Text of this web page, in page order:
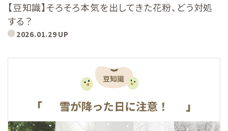
【豆知識】そろそろ本気を出してきた花粉、どう対処
する？
2026.01.29